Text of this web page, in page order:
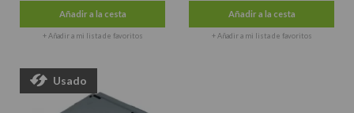
Añadir a la cesta
+ Añadir a mi lista de favoritos
Añadir a la cesta
+ Añadir a mi lista de favoritos
Usado